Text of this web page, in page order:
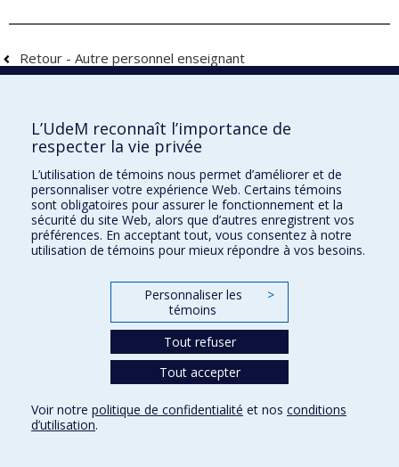
Retour - Autre personnel enseignant
École de design
École d'architecture
École d'urbanisme et d'architecture de paysage
Faculté de l'aménagement
Paramètres des témoins
L’UdeM reconnaît l’importance de
respecter la vie privée
L’utilisation de témoins nous permet d’améliorer et de
personnaliser votre expérience Web. Certains témoins
sont obligatoires pour assurer le fonctionnement et la
sécurité du site Web, alors que d’autres enregistrent vos
préférences. En acceptant tout, vous consentez à notre
utilisation de témoins pour mieux répondre à vos besoins.
Personnaliser les
témoins
>
Tout refuser
Tout accepter
Voir notre politique de confidentialité et nos conditions
d’utilisation.